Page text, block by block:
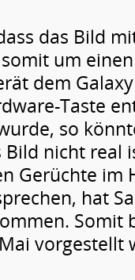
das Bild
um
dem
Taste
so
nicht real
Gerüchte im
hat
Somit
vorgestellt